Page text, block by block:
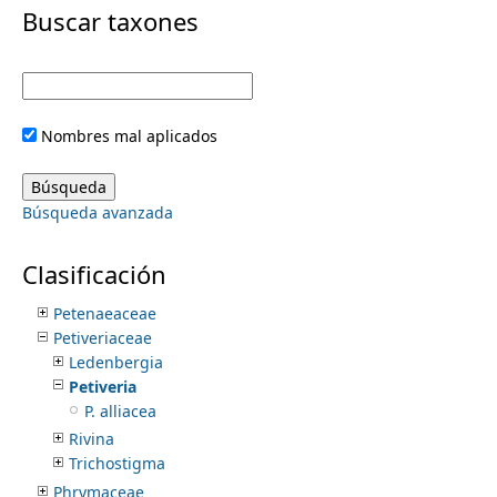
i
m
r
y
t
n
u
Buscar taxones
Nombres mal aplicados
Búsqueda avanzada
Clasificación
Opiliaceae
Orobanchaceae
Pandanaceae
Passifloraceae
Paulowniaceae
Pentaphylacaceae
Peraceae
Petenaeaceae
Petiveriaceae
Ledenbergia
Petiveria
P. alliacea
Rivina
Trichostigma
Phrymaceae